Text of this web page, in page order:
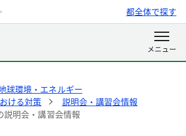
都全体で探す
球環境・エネルギー
ける対策
説明会・講習会情報
説明会・講習会情報